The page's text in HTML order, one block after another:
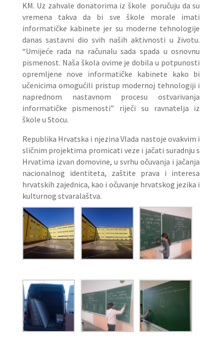
KM. Uz zahvale donatorima iz škole poručuju da su
vremena takva da bi sve škole morale imati
informatičke kabinete jer su moderne tehnologije
danas sastavni dio svih naših aktivnosti u životu.
“Umijeće rada na računalu sada spada u osnovnu
pismenost. Naša škola ovime je dobila u potpunosti
opremljene nove informatičke kabinete kako bi
učenicima omogućili pristup modernoj tehnologiji i
naprednom nastavnom procesu ostvarivanja
informatičke pismenosti” riječi su ravnatelja iz
škole u Stocu.
Republika Hrvatska i njezina Vlada nastoje ovakvim i
sličnim projektima promicati veze i jačati suradnju s
Hrvatima izvan domovine, u svrhu očuvanja i jačanja
nacionalnog identiteta, zaštite prava i interesa
hrvatskih zajednica, kao i očuvanje hrvatskog jezika i
kulturnog stvaralaštva.